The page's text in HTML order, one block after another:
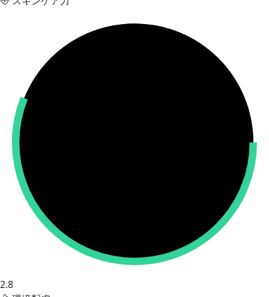
2.8